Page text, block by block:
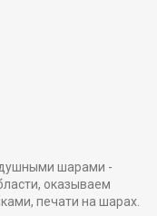
шарами -
оказываем
печати на шарах.